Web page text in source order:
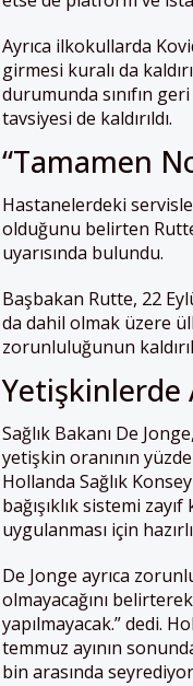
Ayrıca ilkokullarda
girmesi kuralı da
durumunda sınıfın
tavsiyesi de kaldırıldı.
“Tamamen
Hastanelerdeki
olduğunu belirten
uyarısında bulundu.
Başbakan Rutte, 22
da dahil olmak üzere
zorunluluğunun
Yetişkinlerde
Sağlık Bakanı De
yetişkin oranının yüzde
Hollanda Sağlık
bağışıklık sistemi
uygulanması için
De Jonge ayrıca
olmayacağını
yapılmayacak.” dedi.
temmuz ayının
bin arasında